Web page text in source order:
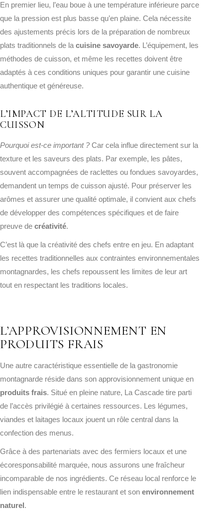
En premier lieu, l’eau boue à une température inférieure parce
que la pression est plus basse qu’en plaine. Cela nécessite
des ajustements précis lors de la préparation de nombreux
plats traditionnels de la cuisine savoyarde. L’équipement, les
méthodes de cuisson, et même les recettes doivent être
adaptés à ces conditions uniques pour garantir une cuisine
authentique et généreuse.
L’IMPACT DE L’ALTITUDE SUR LA
CUISSON
Pourquoi est-ce important ?Car cela influe directement sur la
texture et les saveurs des plats. Par exemple, les pâtes,
souvent accompagnées de raclettes ou fondues savoyardes,
demandent un temps de cuisson ajusté. Pour préserver les
arômes et assurer une qualité optimale, il convient aux chefs
de développer des compétences spécifiques et de faire
preuve de créativité.
C’est là que la créativité des chefs entre en jeu. En adaptant
les recettes traditionnelles aux contraintes environnementales
montagnardes, les chefs repoussent les limites de leur art
tout en respectant les traditions locales.
L’APPROVISIONNEMENT EN
PRODUITS FRAIS
Une autre caractéristique essentielle de la gastronomie
montagnarde réside dans son approvisionnement unique en
produits frais. Situé en pleine nature, La Cascade tire parti
de l’accès privilégié à certaines ressources. Les légumes,
viandes et laitages locaux jouent un rôle central dans la
confection des menus.
Grâce à des partenariats avec des fermiers locaux et une
écoresponsabilité marquée, nous assurons une fraîcheur
incomparable de nos ingrédients. Ce réseau local renforce le
lien indispensable entre le restaurant et son environnement
naturel.